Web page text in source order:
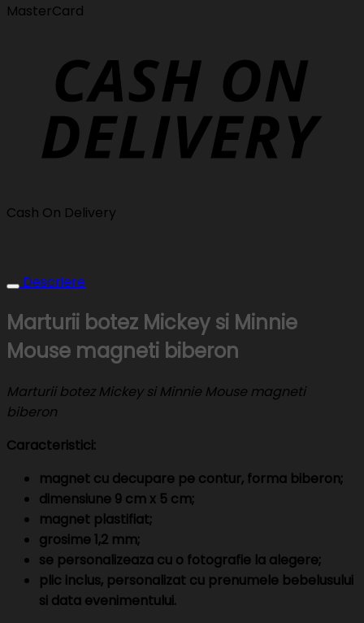
MasterCard
Cash On Delivery
Descriere
Marturii botez Mickey si Minnie
Mouse magneti biberon
Marturii botez Mickey si Minnie Mouse magneti
biberon
Caracteristici:
magnet cu decupare pe contur, forma biberon;
dimensiune 9 cm x 5 cm;
magnet plastifiat;
grosime 1,2 mm;
se personalizeaza cu o fotografie la alegere;
plic inclus, personalizat cu prenumele bebelusului
si data evenimentului.